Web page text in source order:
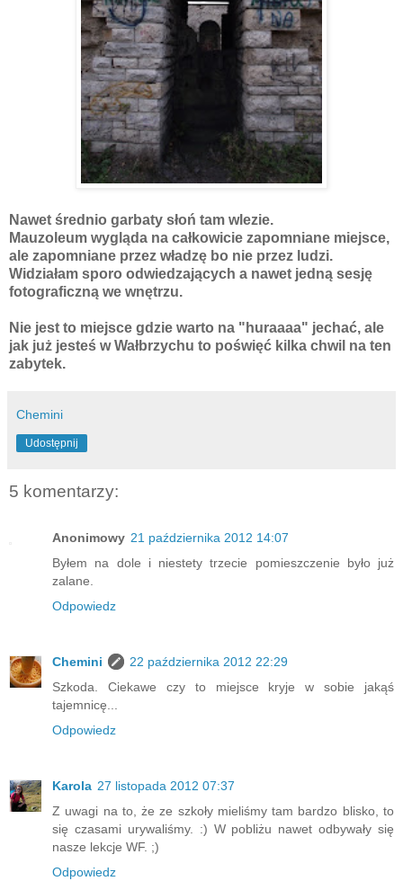
Nawet średnio garbaty słoń tam wlezie.
Mauzoleum wygląda na całkowicie zapomniane miejsce,
ale zapomniane przez władzę bo nie przez ludzi.
Widziałam sporo odwiedzających a nawet jedną sesję
fotograficzną we wnętrzu.
Nie jest to miejsce gdzie warto na "huraaaa" jechać, ale
jak już jesteś w Wałbrzychu to poświęć kilka chwil na ten
zabytek.
Chemini
Udostępnij
5 komentarzy:
Anonimowy 21 października 2012 14:07
Byłem na dole i niestety trzecie pomieszczenie było już
zalane.
Odpowiedz
Chemini
22 października 2012 22:29
Szkoda. Ciekawe czy to miejsce kryje w sobie jakąś
tajemnicę...
Odpowiedz
Karola 27 listopada 2012 07:37
Z uwagi na to, że ze szkoły mieliśmy tam bardzo blisko, to
się czasami urywaliśmy. :) W pobliżu nawet odbywały się
nasze lekcje WF. ;)
Odpowiedz